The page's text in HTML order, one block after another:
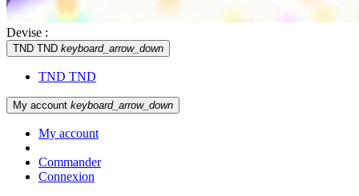
Devise :
TND TND keyboard_arrow_down
TND TND
My account keyboard_arrow_down
My account
Commander
Connexion